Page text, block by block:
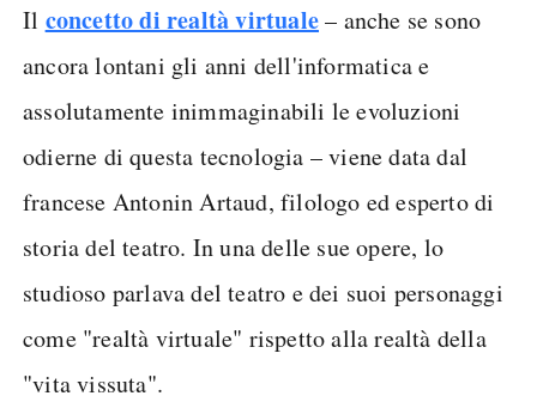
Il concetto di realtà virtuale– anche se sono
ancora lontani gli anni dell'informatica e
assolutamente inimmaginabili le evoluzioni
odierne di questa tecnologia – viene data dal
francese Antonin Artaud, filologo ed esperto di
storia del teatro. In una delle sue opere, lo
studioso parlava del teatro e dei suoi personaggi
come "realtà virtuale" rispetto alla realtà della
"vita vissuta".